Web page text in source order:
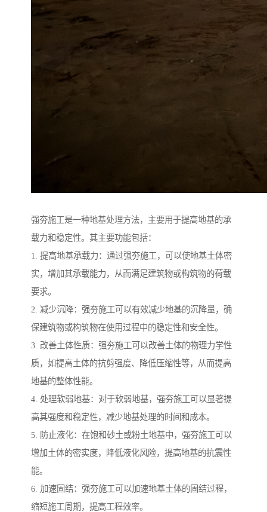
强夯施工是一种地基处理方法，主要用于提高地基的承
载力和稳定性。其主要功能包括：
1. 提高地基承载力：通过强夯施工，可以使地基土体密
实，增加其承载能力，从而满足建筑物或构筑物的荷载
要求。
2. 减少沉降：强夯施工可以有效减少地基的沉降量，确
保建筑物或构筑物在使用过程中的稳定性和安全性。
3. 改善土体性质：强夯施工可以改善土体的物理力学性
质，如提高土体的抗剪强度、降低压缩性等，从而提高
地基的整体性能。
4. 处理软弱地基：对于软弱地基，强夯施工可以显著提
高其强度和稳定性，减少地基处理的时间和成本。
5. 防止液化：在饱和砂土或粉土地基中，强夯施工可以
增加土体的密实度，降低液化风险，提高地基的抗震性
能。
6. 加速固结：强夯施工可以加速地基土体的固结过程，
缩短施工周期，提高工程效率。